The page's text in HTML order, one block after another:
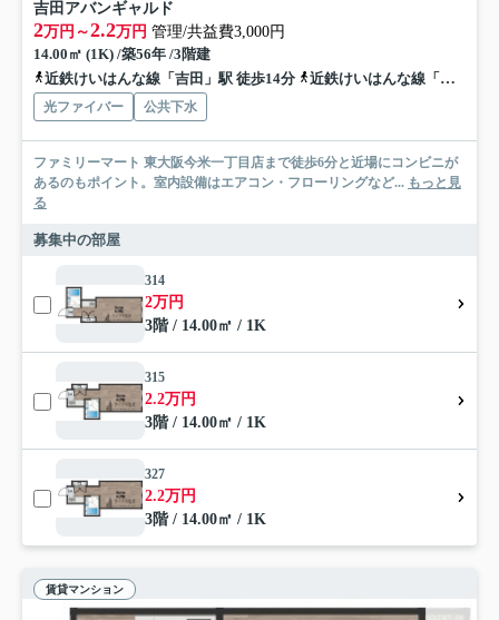
吉田アバンギャルド
2万円～2.2万円 管理/共益費3,000円
14.00㎡ (1K) /築56年 /3階建
近鉄けいはんな線「吉田」駅 徒歩14分
近鉄けいはんな線「新石切」駅 徒歩26分
光ファイバー 公共下水
ファミリーマート 東大阪今米一丁目店まで徒歩6分と近場にコンビニが
あるのもポイント。室内設備はエアコン・フローリングなど... もっと見
る
募集中の部屋
314
2万円
3階 / 14.00㎡ / 1K
315
2.2万円
3階 / 14.00㎡ / 1K
327
2.2万円
3階 / 14.00㎡ / 1K
賃貸マンション